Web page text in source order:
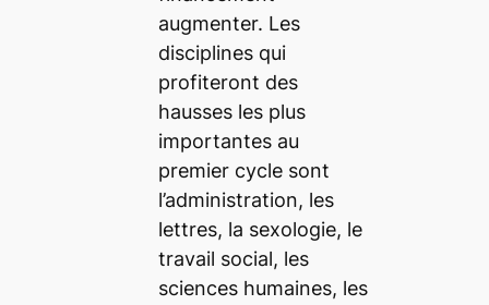
augmenter. Les
disciplines qui
profiteront des
hausses les plus
importantes au
premier cycle sont
l’administration, les
lettres, la sexologie, le
travail social, les
sciences humaines, les